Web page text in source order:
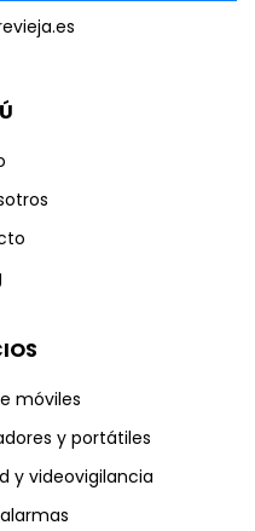
móviles
y portátiles
y videovigilancia